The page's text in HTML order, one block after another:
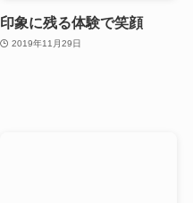
印象に残る体験で笑顔
2019年11月29日